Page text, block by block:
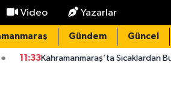
Video Yazarlar
Gündem Güncel
Sıcaklardan Bunalanlar